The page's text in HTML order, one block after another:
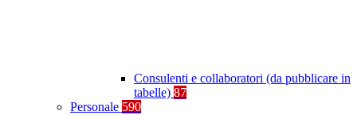
Consulenti e collaboratori (da pubblicare in
tabelle) 87
Personale 590